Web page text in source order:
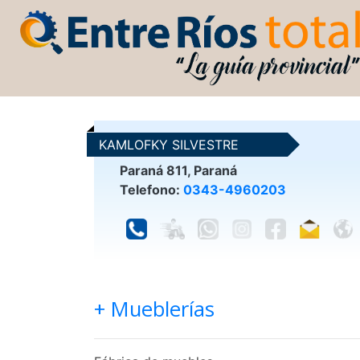
KAMLOFKY SILVESTRE
Paraná 811, Paraná
Telefono: 0343-4960203
+ Mueblerías